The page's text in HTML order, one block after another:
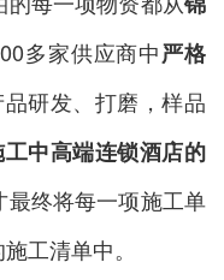
多家供应商中严格
品研发、打磨，样品
中高端连锁酒店的
最终将每一项施工单
工清单中。